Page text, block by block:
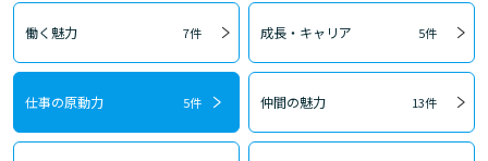
働く魅力 7件 成長・キャリア 5件
仕事の原動力 5件 仲間の魅力 13件